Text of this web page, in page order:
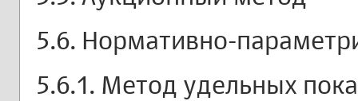
5.6. Нормативно-
5.6.1. Метод удельных